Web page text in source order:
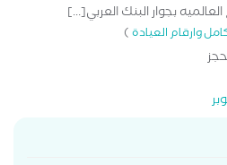
بجوار البنك العربي[...]
وارقام العيادة)